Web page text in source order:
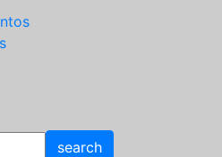
search